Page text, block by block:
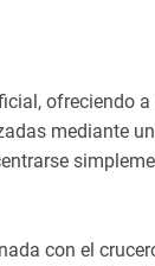
ofreciendo a
mediante
con el